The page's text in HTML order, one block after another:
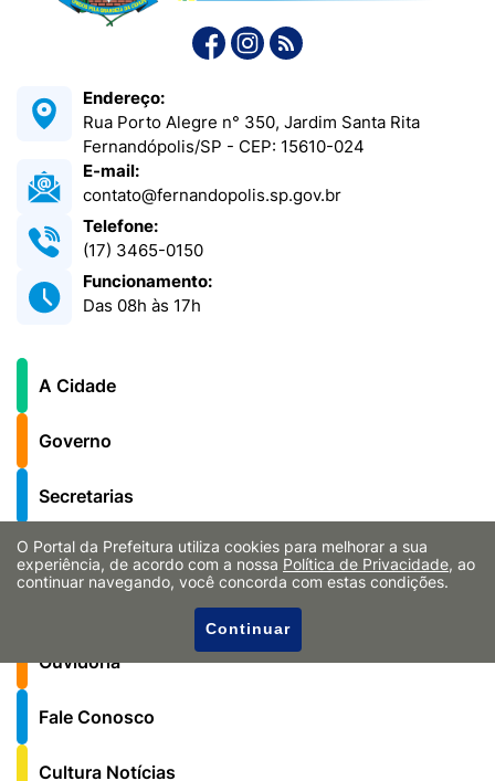
Endereço:
Rua Porto Alegre n° 350, Jardim Santa Rita
Fernandópolis/SP - CEP: 15610-024
E-mail:
contato@fernandopolis.sp.gov.br
Telefone:
(17) 3465-0150
Funcionamento:
Das 08h às 17h
A Cidade
Governo
Secretarias
Notícias
Serviços ao Cidadão
Ouvidoria
Fale Conosco
Cultura Notícias
O Portal da Prefeitura utiliza cookies para melhorar a sua
experiência, de acordo com a nossa Política de Privacidade, ao
continuar navegando, você concorda com estas condições.
Continuar